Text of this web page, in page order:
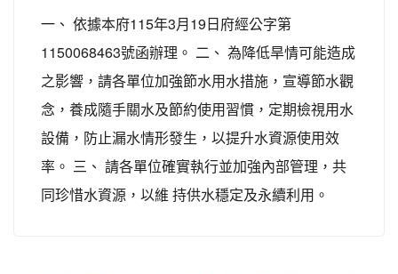
一、 依據本府115年3月19日府經公字第
1150068463號函辦理。 二、 為降低旱情可能造成
之影響，請各單位加強節水用水措施，宣導節水觀
念，養成隨手關水及節約使用習慣，定期檢視用水
設備，防止漏水情形發生，以提升水資源使用效
率。 三、 請各單位確實執行並加強內部管理，共
同珍惜水資源，以維 持供水穩定及永續利用。